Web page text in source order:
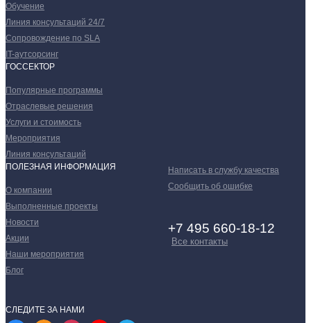
Обучение
Линия консультаций 24/7
Сопровождение по SLA
IT-аутсорсинг
ГОССЕКТОР
Популярные программы
Отраслевые решения
Услуги и стоимость
Мероприятия
Линия консультаций
ПОЛЕЗНАЯ ИНФОРМАЦИЯ
О компании
Выполненные проекты
Новости
Акции
Наши мероприятия
Блог
Написать в службу качества
Сообщить об ошибке
+7 495 660-18-12
Все контакты
СЛЕДИТЕ ЗА НАМИ